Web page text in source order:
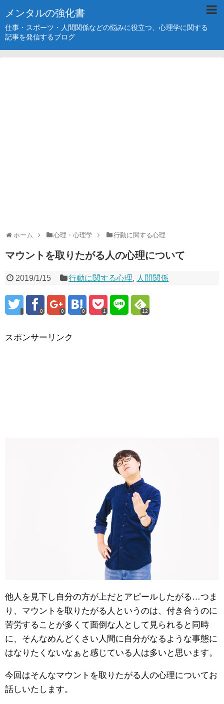
メンタルの強化書
仕事・スポーツ・人間関係などの悩みに役立つ、心理学に関する
記事を発信するブログ
ホーム 心理・心理学 行動に関する心理
マウントを取りたがる人の心理について
2019/1/15 行動に関する心理, 人間関係
0 0 0 1 12
スポンサーリンク
他人を見下し自分の方が上だとアピールしたがる…つま
り、マウントを取りたがる人というのは、付き合うのに
苦労することが多くて面倒な人として見られると同時
に、そんなめんどくさい人間に自分がなるような事態に
はなりたくないなぁと感じている人は多いと思います。
今回はそんなマウントを取りたがる人の心理についてお
話しいたします。